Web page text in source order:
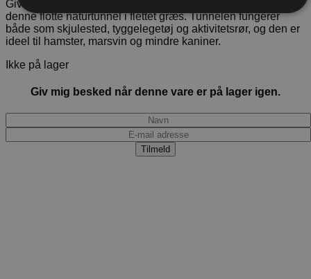
Giv dit kæledyr et naturligt og spændende gemmested med
denne flotte naturtunnel i flettet græs. Tunnelen fungerer
både som skjulested, tyggelegetøj og aktivitetsrør, og den er
ideel til hamster, marsvin og mindre kaniner.
Ikke på lager
Giv mig besked når denne vare er på lager igen.
Tilmeld